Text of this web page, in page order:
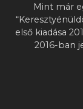
Mint már
első kiadása
2016-ban